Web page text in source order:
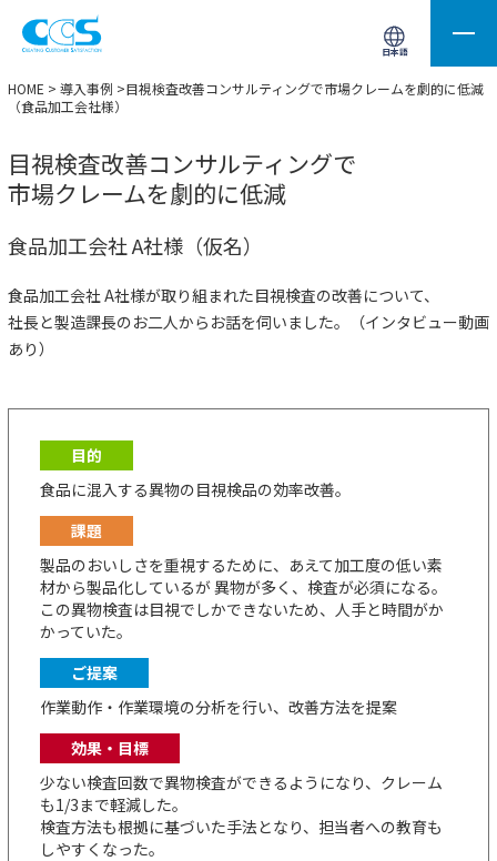
日本語
画像処理用の製品検索 サイト内検索(Enterで実行)
HOME > 導入事例 >目視検査改善コンサルティングで市場クレームを劇的に低減
（食品加工会社様）
目視検査改善コンサルティングで
市場クレームを劇的に低減
食品加工会社 A社様（仮名）
食品加工会社 A社様が取り組まれた目視検査の改善について、
社長と製造課長のお二人からお話を伺いました。（インタビュー動画
あり）
目的
食品に混入する異物の目視検品の効率改善。
課題
製品のおいしさを重視するために、あえて加工度の低い素
材から製品化しているが異物が多く、検査が必須になる。
この異物検査は目視でしかできないため、人手と時間がか
かっていた。
ご提案
作業動作・作業環境の分析を行い、改善方法を提案
効果・目標
少ない検査回数で異物検査ができるようになり、クレーム
も1/3まで軽減した。
検査方法も根拠に基づいた手法となり、担当者への教育も
しやすくなった。